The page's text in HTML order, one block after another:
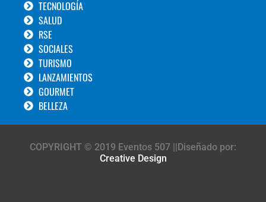
TECNOLOGÍA
SALUD
RSE
SOCIALES
TURISMO
LANZAMIENTOS
GOURMET
BELLEZA
COPYRIGHT © 2019 Eventos 507 ||Diseñado por:
Creative Design